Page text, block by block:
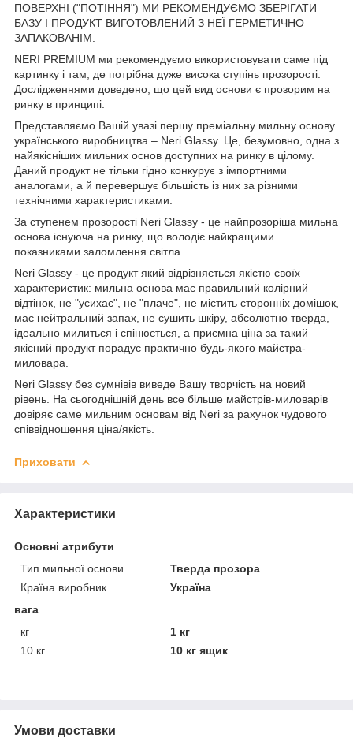
ПОВЕРХНІ ("ПОТІННЯ") МИ РЕКОМЕНДУЄМО ЗБЕРІГАТИ
БАЗУ І ПРОДУКТ ВИГОТОВЛЕНИЙ З НЕЇ ГЕРМЕТИЧНО
ЗАПАКОВАНІМ.
NERI PREMIUM ми рекомендуємо використовувати саме під
картинку і там, де потрібна дуже висока ступінь прозорості.
Дослідженнями доведено, що цей вид основи є прозорим на
ринку в принципі.
Представляємо Вашій увазі першу преміальну мильну основу
українського виробництва – Neri Glassy. Це, безумовно, одна з
найякісніших мильних основ доступних на ринку в цілому.
Даний продукт не тільки гідно конкурує з імпортними
аналогами, а й перевершує більшість із них за різними
технічними характеристиками.
За ступенем прозорості Neri Glassy - це найпрозоріша мильна
основа існуюча на ринку, що володіє найкращими
показниками заломлення світла.
Neri Glassy - це продукт який відрізняється якістю своїх
характеристик: мильна основа має правильний колірний
відтінок, не "усихає", не "плаче", не містить сторонніх домішок,
має нейтральний запах, не сушить шкіру, абсолютно тверда,
ідеально милиться і спінюється, а приємна ціна за такий
якісний продукт порадує практично будь-якого майстра-
миловара.
Neri Glassy без сумнівів виведе Вашу творчість на новий
рівень. На сьогоднішній день все більше майстрів-миловарів
довіряє саме мильним основам від Neri за рахунок чудового
співвідношення ціна/якість.
Приховати
Характеристики
Основні атрибути
Тип мильної основи
Тверда прозора
Країна виробник
Україна
вага
кг
1 кг
10 кг
10 кг ящик
Умови доставки